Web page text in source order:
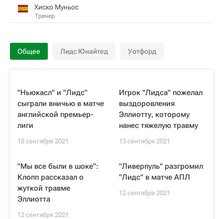
Хиско Муньос
Тренер
Общее Лидс Юнайтед Уотфорд
"Ньюкасл" и "Лидс"
сыграли вничью в матче
английской премьер-
лиги
18 сентября 2021
Игрок "Лидса" пожелал
выздоровления
Эллиотту, которому
нанес тяжелую травму
13 сентября 2021
"Мы все были в шоке":
Клопп рассказал о
жуткой травме
Эллиотта
12 сентября 2021
"Ливерпуль" разгромил
"Лидс" в матче АПЛ
12 сентября 2021